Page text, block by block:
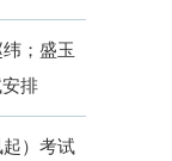
；盛玉
排
）考试